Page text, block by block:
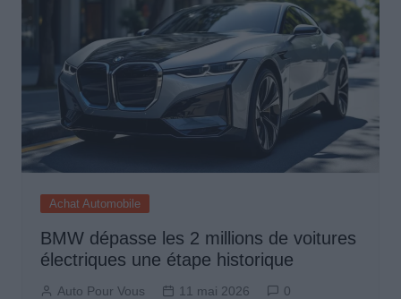
Achat Automobile
BMW dépasse les 2 millions de voitures
électriques une étape historique
Auto Pour Vous 11 mai 2026 0